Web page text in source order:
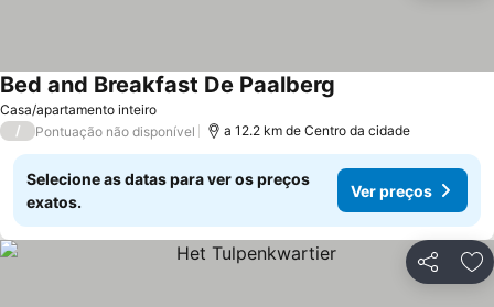
Casa/apartamento inteiro
Bed and Breakfast De Paalberg
/ Pontuação não disponível a 12.2 km de Centro da cidade
Selecione as datas para ver os preços
exatos.
Ver preços
Partilhar